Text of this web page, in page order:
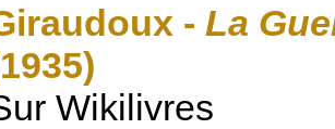
-La
Wikilivres